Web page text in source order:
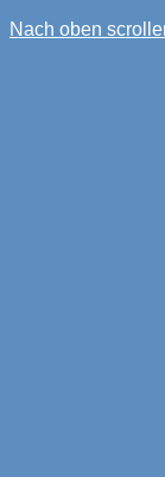
Nach oben